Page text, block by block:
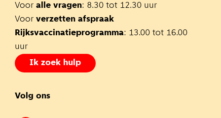
Voor alle vragen: 8.30 tot 12.30 uur
Voor verzetten afspraak
Rijksvaccinatieprogramma: 13.00 tot 16.00
uur
Ik zoek hulp
Volg ons